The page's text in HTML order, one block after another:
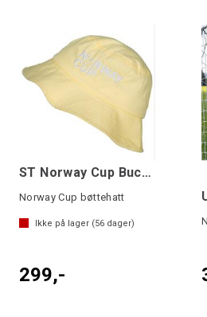
ST Norway Cup Bucket hat
Norway Cup bøttehatt
Ikke på lager (56 dager)
299,-